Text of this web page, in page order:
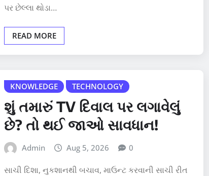
પર છેલ્લા થોડા…
READ MORE
KNOWLEDGE TECHNOLOGY
શું તમારું TV દિવાલ પર લગાવેલું
છે? તો થઈ જાઓ સાવધાન!
Admin Aug 5, 2026 0
સાચી દિશા, નુકશાનથી બચાવ, માઉન્ટ કરવાની સાચી રીત